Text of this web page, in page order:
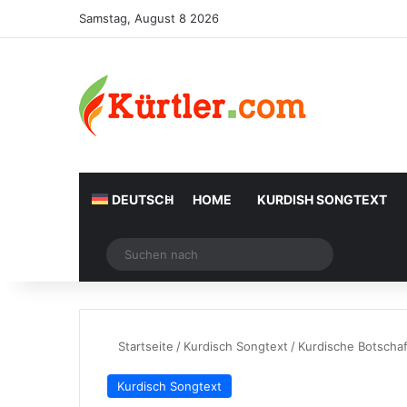
Samstag, August 8 2026
DEUTSCH HOME KURDISH SONGTEXT
Zufälliger Artikel
nach
Startseite / Kurdisch Songtext / Kurdische
Kurdisch Songtext